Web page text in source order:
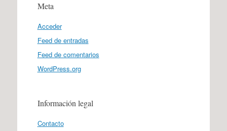
Meta
Acceder
Feed de entradas
Feed de comentarios
WordPress.org
Información legal
Contacto